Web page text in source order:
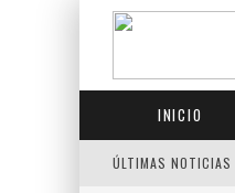
INICIO
ÚLTIMAS NOTICIAS